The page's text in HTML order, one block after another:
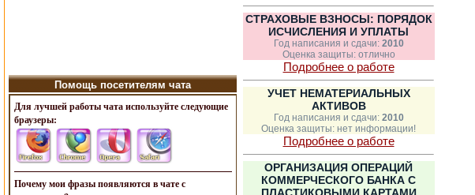
Помощь посетителям чата
Для лучшей работы чата используйте следующие
браузеры:
Почему мои фразы появляются в чате с
СТРАХОВЫЕ ВЗНОСЫ: ПОРЯДОК
ИСЧИСЛЕНИЯ И УПЛАТЫ
Год написания и сдачи: 2010
Оценка защиты: отлично
Подробнее о работе
УЧЕТ НЕМАТЕРИАЛЬНЫХ
АКТИВОВ
Год написания и сдачи: 2010
Оценка защиты: нет информации!
Подробнее о работе
ОРГАНИЗАЦИЯ ОПЕРАЦИЙ
КОММЕРЧЕСКОГО БАНКА С